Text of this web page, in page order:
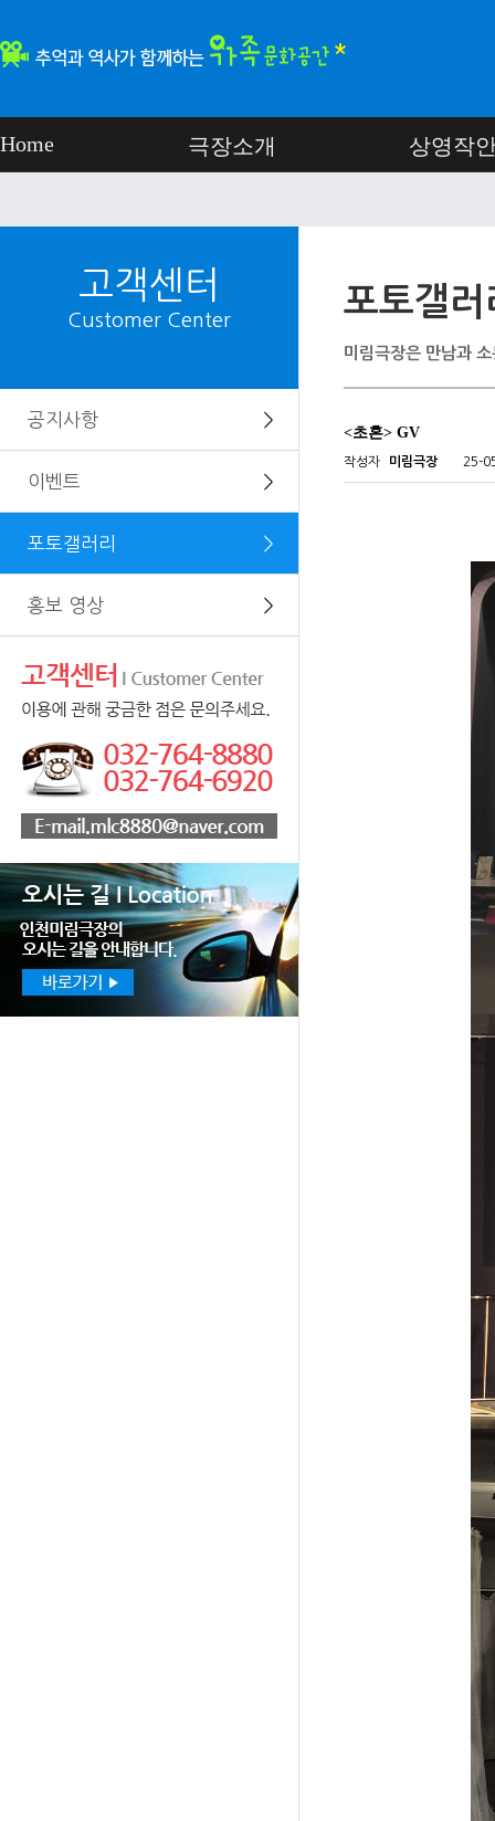
Home 극장소개 상영작
고객센터
Customer Center
공지사항 ＞
이벤트 ＞
포토갤러리 ＞
홍보 영상 ＞
포토갤러
미림극장은 만남과
<초혼> GV
작성자 미림극장 25-